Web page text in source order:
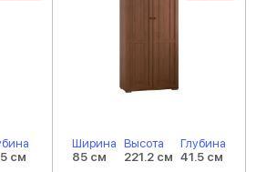
см
Ширина
85 см
Высота
221.2 см
Глубина
41.5 см